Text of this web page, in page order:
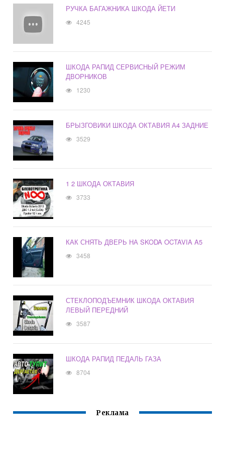
РУЧКА БАГАЖНИКА ШКОДА ЙЕТИ
4245
ШКОДА РАПИД СЕРВИСНЫЙ РЕЖИМ
ДВОРНИКОВ
1230
БРЫЗГОВИКИ ШКОДА ОКТАВИЯ А4 ЗАДНИЕ
3529
1 2 ШКОДА ОКТАВИЯ
3733
КАК СНЯТЬ ДВЕРЬ НА SKODA OCTAVIA A5
3458
СТЕКЛОПОДЪЕМНИК ШКОДА ОКТАВИЯ
ЛЕВЫЙ ПЕРЕДНИЙ
3587
ШКОДА РАПИД ПЕДАЛЬ ГАЗА
8704
Реклама